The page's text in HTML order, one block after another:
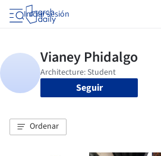
Iniciar sesión
Seguir
Ordenar